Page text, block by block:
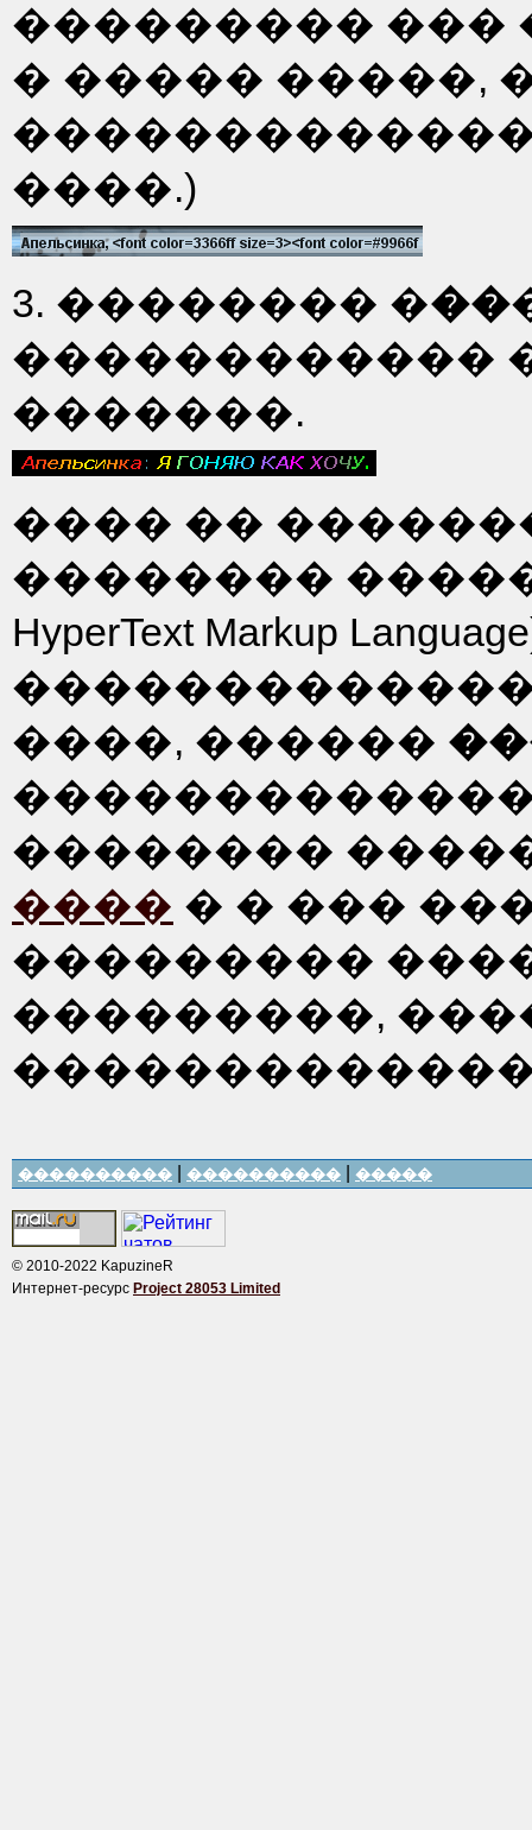
��������� ���
� ����� �����,
����.)
3. �������� ���
������������
�������.
���� ��
��������
HyperText Markup
����, ������
��������
���� � � ���
���������
���������,
���������� ���������� �����
© 2010-2022 KapuzineR
Интернет-ресурс Project 28053 Limited